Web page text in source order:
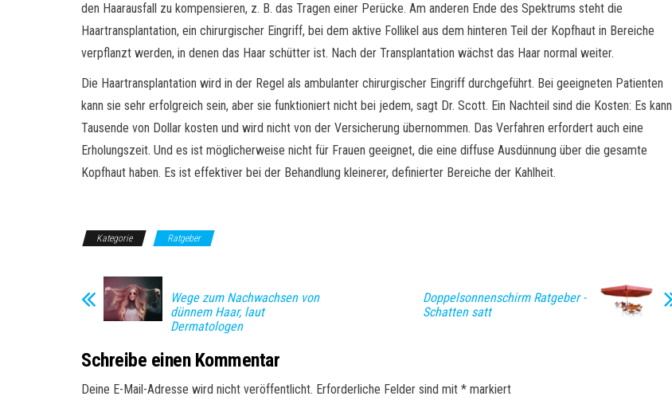
den Haarausfall zu kompensieren, z. B. das Tragen einer Perücke. Am anderen Ende des Spektrums steht die
Haartransplantation, ein chirurgischer Eingriff, bei dem aktive Follikel aus dem hinteren Teil der Kopfhaut in Bereiche
verpflanzt werden, in denen das Haar schütter ist. Nach der Transplantation wächst das Haar normal weiter.
Die Haartransplantation wird in der Regel als ambulanter chirurgischer Eingriff durchgeführt. Bei geeigneten Patienten
kann sie sehr erfolgreich sein, aber sie funktioniert nicht bei jedem, sagt Dr. Scott. Ein Nachteil sind die Kosten: Es kann
Tausende von Dollar kosten und wird nicht von der Versicherung übernommen. Das Verfahren erfordert auch eine
Erholungszeit. Und es ist möglicherweise nicht für Frauen geeignet, die eine diffuse Ausdünnung über die gesamte
Kopfhaut haben. Es ist effektiver bei der Behandlung kleinerer, definierter Bereiche der Kahlheit.
Kategorie Ratgeber
Wege zum Nachwachsen von
dünnem Haar, laut
Dermatologen
Doppelsonnenschirm Ratgeber -
Schatten satt
Schreibe einen Kommentar
Deine E-Mail-Adresse wird nicht veröffentlicht. Erforderliche Felder sind mit * markiert